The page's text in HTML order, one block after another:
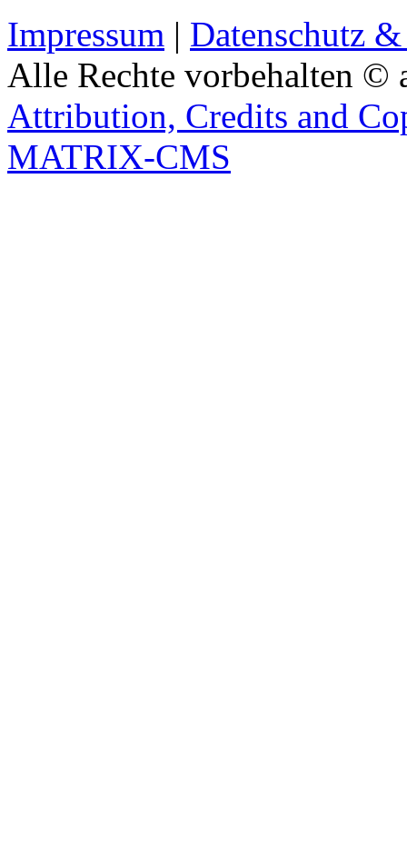
Impressum | Datenschutz
Alle Rechte vorbehalten ©
Attribution, Credits and
MATRIX-CMS